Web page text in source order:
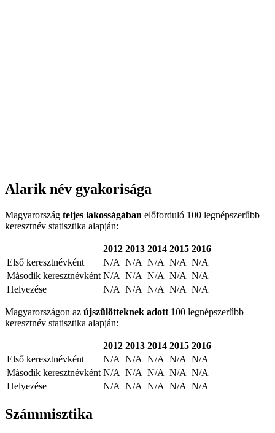
Alarik név gyakorisága
Magyarország teljes lakosságában előforduló 100 legnépszerűbb
keresztnév statisztika alapján:
2012 2013 2014 2015 2016
Első keresztnévként
N/A N/A N/A N/A N/A
Második keresztnévként N/A N/A N/A N/A N/A
Helyezése
N/A N/A N/A N/A N/A
Magyarországon az újszülötteknek adott 100 legnépszerűbb
keresztnév statisztika alapján:
2012 2013 2014 2015 2016
Első keresztnévként
N/A N/A N/A N/A N/A
Második keresztnévként N/A N/A N/A N/A N/A
Helyezése
N/A N/A N/A N/A N/A
Számmisztika